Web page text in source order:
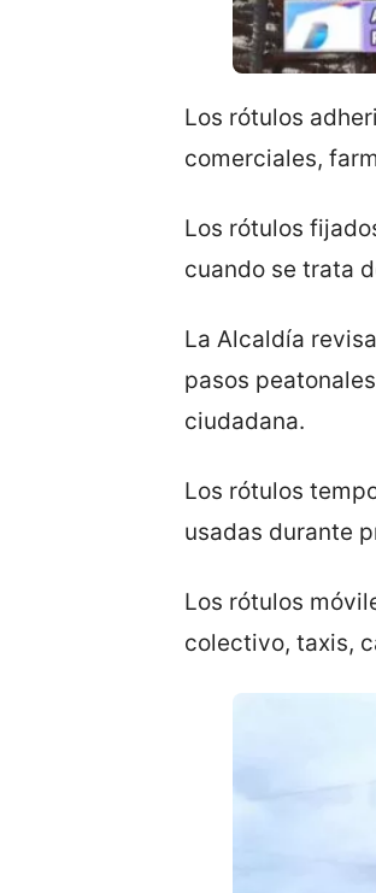
Los rótulos
comerciales,
Los rótulos
cuando se trata
La Alcaldía
pasos
ciudadana.
Los rótulos
usadas durante
Los rótulos
colectivo, taxis,